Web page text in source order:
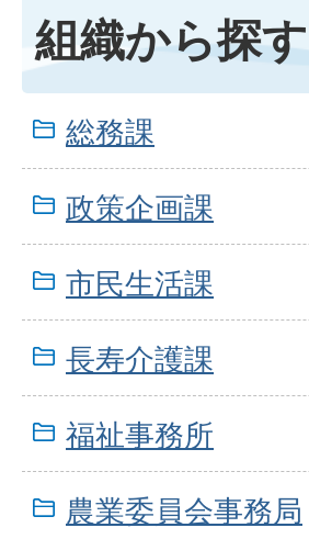
組織から探す
総務課
政策企画課
市民生活課
長寿介護課
福祉事務所
農業委員会事務局